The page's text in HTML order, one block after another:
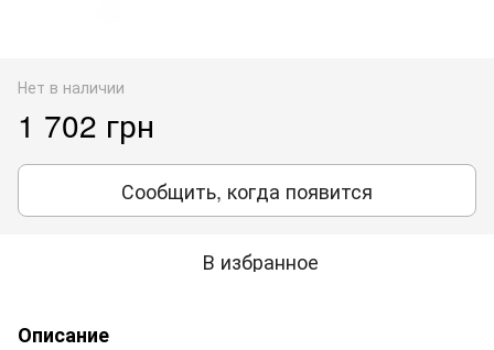
Нет в наличии
1 702 грн
Сообщить, когда появится
В избранное
Описание